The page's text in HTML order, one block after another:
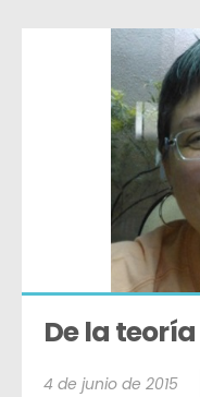
De la
4 de junio de 2015